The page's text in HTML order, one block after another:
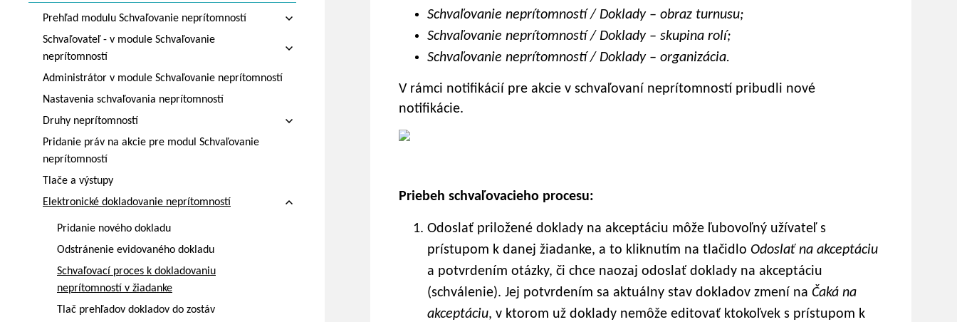
Prehľad modulu Schvaľovanie neprítomností
Schvaľovateľ - v module Schvaľovanie
neprítomností
Administrátor v module Schvaľovanie neprítomností
Nastavenia schvaľovania neprítomností
Druhy neprítomností
Pridanie práv na akcie pre modul Schvaľovanie
neprítomností
Tlače a výstupy
Elektronické dokladovanie neprítomností
Pridanie nového dokladu
Odstránenie evidovaného dokladu
Schvaľovací proces k dokladovaniu
neprítomností v žiadanke
Tlač prehľadov dokladov do zostáv
Schvaľovanie neprítomností / Doklady – obraz turnusu;
Schvaľovanie neprítomností / Doklady – skupina rolí;
Schvaľovanie neprítomností / Doklady – organizácia.
V rámci notifikácií pre akcie v schvaľovaní neprítomností pribudli nové
notifikácie.
Priebeh schvaľovacieho procesu:
Odoslať priložené doklady na akceptáciu môže ľubovoľný užívateľ s
prístupom k danej žiadanke, a to kliknutím na tlačidlo Odoslať na akceptáciu
a potvrdením otázky, či chce naozaj odoslať doklady na akceptáciu
(schválenie). Jej potvrdením sa aktuálny stav dokladov zmení na Čaká na
akceptáciu, v ktorom už doklady nemôže editovať ktokoľvek s prístupom k